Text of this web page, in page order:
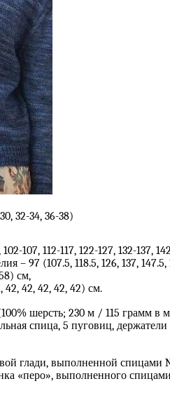
32-34, 36-38)
107, 112-117, 122-127, 132-137,
– 97 (107.5, 118.5, 126, 137, 147.5,
см,
42, 42, 42, 42) см.
шерсть; 230 м / 115 грамм в
спица, 5 пуговиц, держатели
глади, выполненной спицами
«перо», выполненного